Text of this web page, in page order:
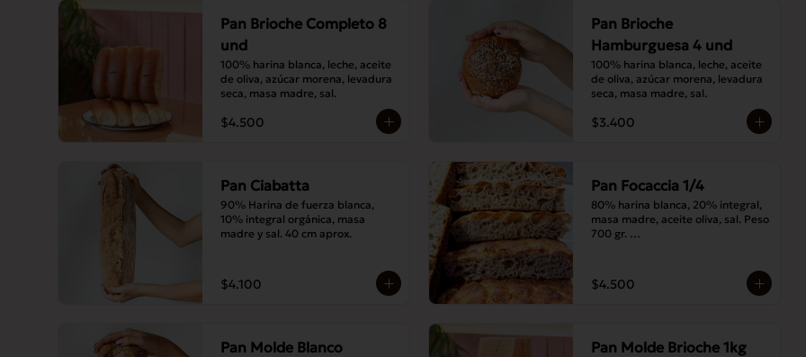
Pan Brioche Completo 8
und
100% harina blanca, leche, aceite
de oliva, azúcar morena, levadura
seca, masa madre, sal.
$4.500
Pan Brioche
Hamburguesa 4 und
100% harina blanca, leche, aceite
de oliva, azúcar morena, levadura
seca, masa madre, sal.
$3.400
Pan Ciabatta
90% Harina de fuerza blanca,
10% integral orgánica, masa
madre y sal. 40 cm aprox.
$4.100
Pan Focaccia 1/4
80% harina blanca, 20% integral,
masa madre, aceite oliva, sal. Peso
700 gr.
$4.500
Pan Molde Blanco Pan Molde Brioche 1kg